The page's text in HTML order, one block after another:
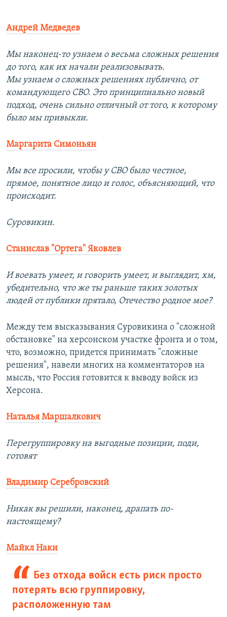
Андрей Медведев
Мы наконец-то узнаем о весьма сложных решения
до того, как их начали реализовывать.
Мы узнаем о сложных решениях публично, от
командующего СВО. Это принципиально новый
подход, очень сильно отличный от того, к которому
было мы привыкли.
Маргарита Симоньян
Мы все просили, чтобы у СВО было честное,
прямое, понятное лицо и голос, объясняющий, что
происходит.
Суровикин.
Станислав "Ортега" Яковлев
И воевать умеет, и говорить умеет, и выглядит, хм,
убедительно, что же ты раньше таких золотых
людей от публики прятало, Отечество родное мое?
Между тем высказывания Суровикина о "сложной
обстановке" на херсонском участке фронта и о том,
что, возможно, придется принимать "сложные
решения", навели многих на комментаторов на
мысль, что Россия готовится к выводу войск из
Херсона.
Наталья Маршалкович
Перегруппировку на выгодные позиции, поди,
готовят
Владимир Серебровский
Никак вы решили, наконец, драпать по-
настоящему?
Майкл Наки
Без отхода войск есть риск просто
потерять всю группировку,
расположенную там